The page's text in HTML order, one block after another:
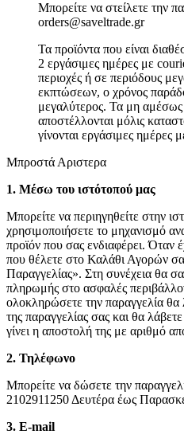
Μπορείτε να στείλετε την
orders@saveltrade.gr
Τα προϊόντα που είναι
2 εργάσιμες ημέρες με
περιοχές ή σε περιόδους
εκπτώσεων, ο χρόνος
μεγαλύτερος. Τα μη αμέσως
αποστέλλονται μόλις
γίνονται εργάσιμες ημέρες
Μπροστά Αριστερα
1. Μέσω του ιστότοπού μας
Μπορείτε να περιηγηθείτε στην
χρησιμοποιήσετε το μηχανισμό
προϊόν που σας ενδιαφέρει. Όταν
που θέλετε στο Καλάθι Αγορών
Παραγγελίας». Στη συνέχεια θα
πληρωμής στο ασφαλές
ολοκληρώσετε την παραγγελία
της παραγγελίας σας και θα
γίνει η αποστολή της με αριθμό
2. Τηλέφωνο
Μπορείτε να δώσετε την
2102911250 Δευτέρα έως
3. Ε-mail